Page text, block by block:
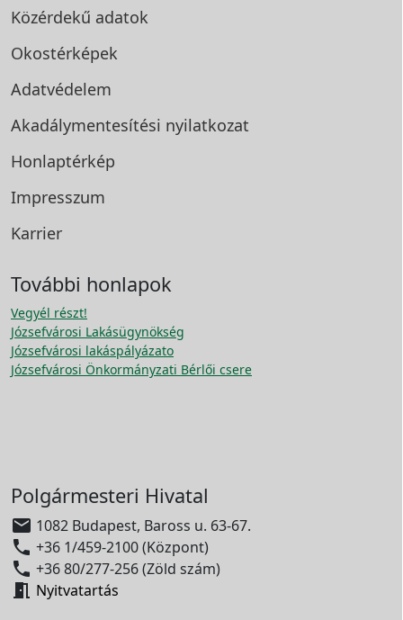
Közérdekű adatok
Okostérképek
Adatvédelem
Akadálymentesítési nyilatkozat
Honlaptérkép
Impresszum
Karrier
További honlapok
Vegyél részt!
Józsefvárosi Lakásügynökség
Józsefvárosi lakáspályázato
Józsefvárosi Önkormányzati Bérlői csere
Polgármesteri Hivatal
 1082 Budapest, Baross u. 63-67.
 +36 1/459-2100 (Központ)
 +36 80/277-256 (Zöld szám)
 Nyitvatartás